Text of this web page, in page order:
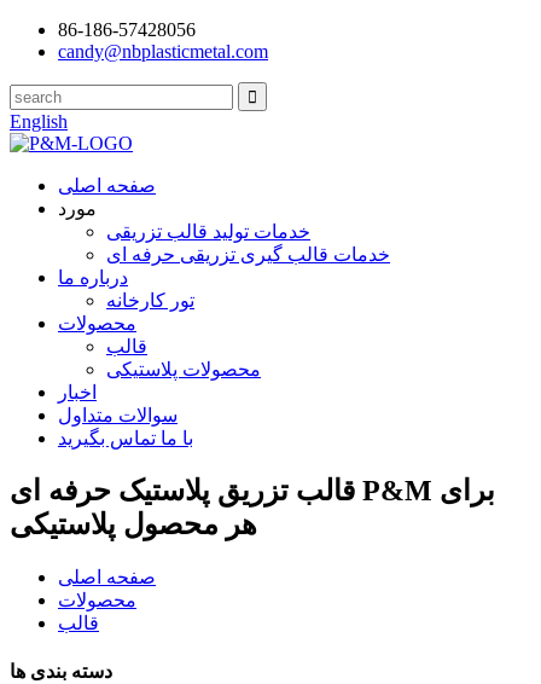
86-186-57428056
candy@nbplasticmetal.com
English
صفحه اصلی
مورد
خدمات تولید قالب تزریقی
خدمات قالب گیری تزریقی حرفه ای
درباره ما
تور کارخانه
محصولات
قالب
محصولات پلاستیکی
اخبار
سوالات متداول
با ما تماس بگیرید
قالب تزریق پلاستیک حرفه ای P&M برای
هر محصول پلاستیکی
صفحه اصلی
محصولات
قالب
دسته بندی ها